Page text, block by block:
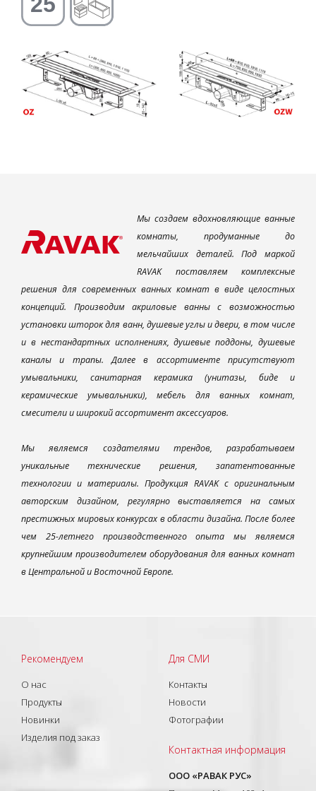
Мы создаем вдохновляющие ванные
комнаты, продуманные до
мельчайших деталей. Под маркой
RAVAK поставляем комплексные
решения для современных ванных комнат в виде целостных
концепций. Производим акриловые ванны с возможностью
установки шторок для ванн, душевые углы и двери, в том числе
и в нестандартных исполнениях, душевые поддоны, душевые
каналы и трапы. Далее в ассортименте присутствуют
умывальники, санитарная керамика (унитазы, биде и
керамические умывальники), мебель для ванных комнат,
смесители и широкий ассортимент аксессуаров.
Мы являемся создателями трендов, разрабатываем
уникальные технические решения, запатентованные
технологии и материалы. Продукция RAVAK с оригинальным
авторским дизайном, регулярно выставляется на самых
престижных мировых конкурсах в области дизайна. После более
чем 25-летнего производственного опыта мы являемся
крупнейшим производителем оборудования для ванных комнат
в Центральной и Восточной Европе.
Рекомендуем
О нас
Продукты
Новинки
Изделия под заказ
Для СМИ
Контакты
Новости
Фотографии
Контактная информация
ООО «РАВАК РУС»